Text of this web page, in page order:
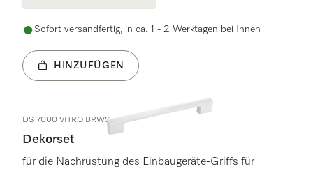
Sofort versandfertig, in ca. 1 - 2 Werktagen bei Ihnen
HINZUFÜGEN
DS 7000 VITRO BRWS
Dekorset
für die Nachrüstung des Einbaugeräte-Griffs für